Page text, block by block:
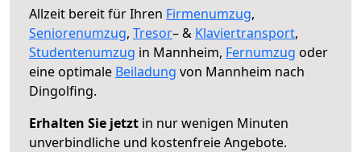
Allzeit bereit für Ihren Firmenumzug,
Seniorenumzug, Tresor– & Klaviertransport,
Studentenumzug in Mannheim, Fernumzug oder
eine optimale Beiladung von Mannheim nach
Dingolfing.
Erhalten Sie jetzt in nur wenigen Minuten
unverbindliche und kostenfreie Angebote.